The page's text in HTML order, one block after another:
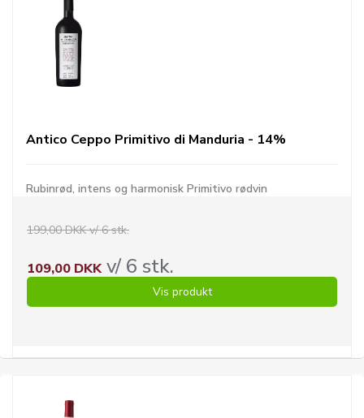
Antico Ceppo Primitivo di Manduria - 14%
Rubinrød, intens og harmonisk Primitivo rødvin
199,00 DKK v/ 6 stk.
109,00 DKKv/ 6 stk.
Vis produkt